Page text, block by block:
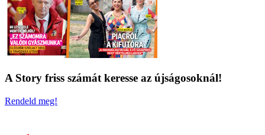
A Story friss számát keresse az újságosoknál!
Rendeld meg!